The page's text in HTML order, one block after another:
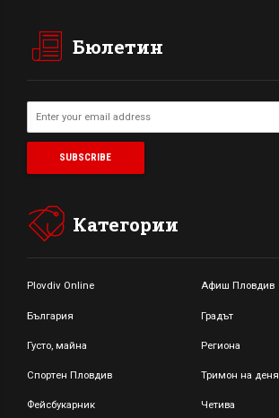
Бюлетин
Категории
Plovdiv Online Афиш Пловдив
България Градът
Густо, майна Региона
Спортен Пловдив Тримон на деня
Фейсбукарник Четива